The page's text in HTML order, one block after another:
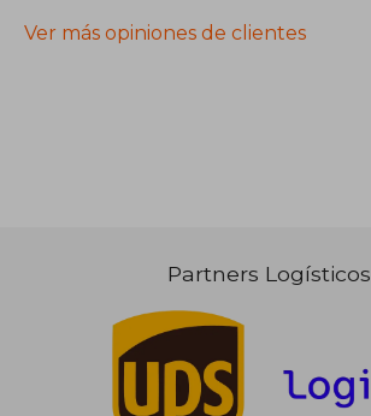
Ver más opiniones de clientes
Partners Logísticos